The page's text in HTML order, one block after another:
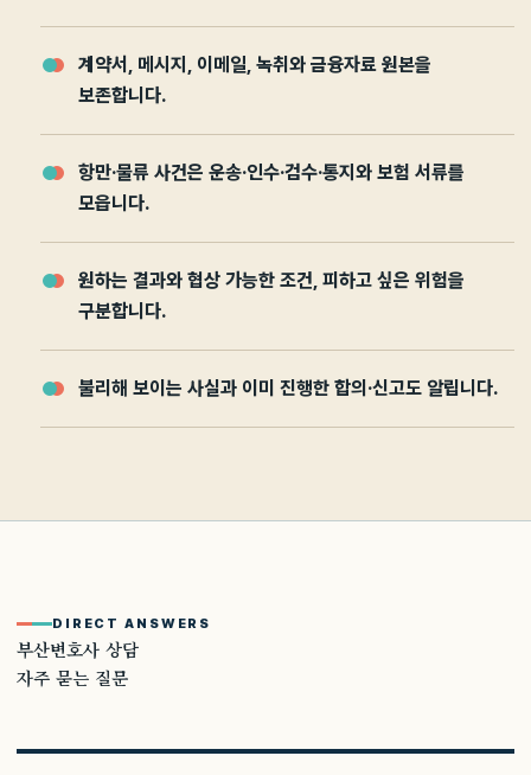
계약서, 메시지, 이메일, 녹취와 금융자료 원본을
보존합니다.
항만·물류 사건은 운송·인수·검수·통지와 보험 서류를
모읍니다.
원하는 결과와 협상 가능한 조건, 피하고 싶은 위험을
구분합니다.
불리해 보이는 사실과 이미 진행한 합의·신고도 알립니다.
DIRECT ANSWERS
부산변호사 상담
자주 묻는 질문